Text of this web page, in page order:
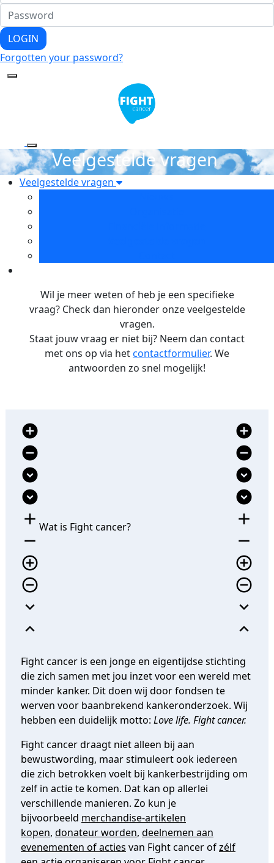
LOGIN
Forgotten your password?
Veelgestelde vragen
Veelgestelde vragen
Wil je meer weten of heb je een specifieke
vraag? Check dan hieronder onze veelgestelde
vragen.
Staat jouw vraag er niet bij? Neem dan contact
met ons op via hetcontactformulier. We
antwoorden zo snel mogelijk!
add_circle
remove_circle
expand_circle_down
expand_circle_down
add
remove
add_circle_outline
remove_circle_outline
expand_more
expand_less
Wat is Fight cancer?
add_circle
remove_circle
expand_circle_down
expand_circle_down
add
remove
add_circle_outline
remove_circle_outline
expand_more
expand_less
Fight cancer is een jonge en eigentijdse stichting
die zich samen met jou inzet voor een wereld met
minder kanker. Dit doen wij door fondsen te
werven voor baanbrekend kankeronderzoek. Wij
hebben een duidelijk motto: Love life. Fight cancer.
Fight cancer draagt niet alleen bij aan
bewustwording, maar stimuleert ook iedereen
die zich betrokken voelt bij kankerbestrijding om
zelf in actie te komen. Dat kan op allerlei
verschillende manieren. Zo kun je
bijvoorbeeld merchandise-artikelen
kopen, donateur worden, deelnemen aan
evenementen of acties van Fight cancer ofzélf